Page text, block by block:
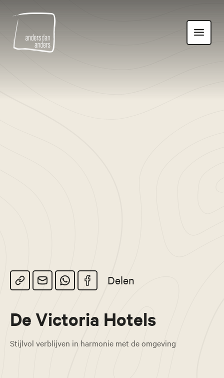
Anders
dan
Anders
Toon
navigatie
Delen
De Victoria Hotels
Stijlvol verblijven in harmonie met de omgeving